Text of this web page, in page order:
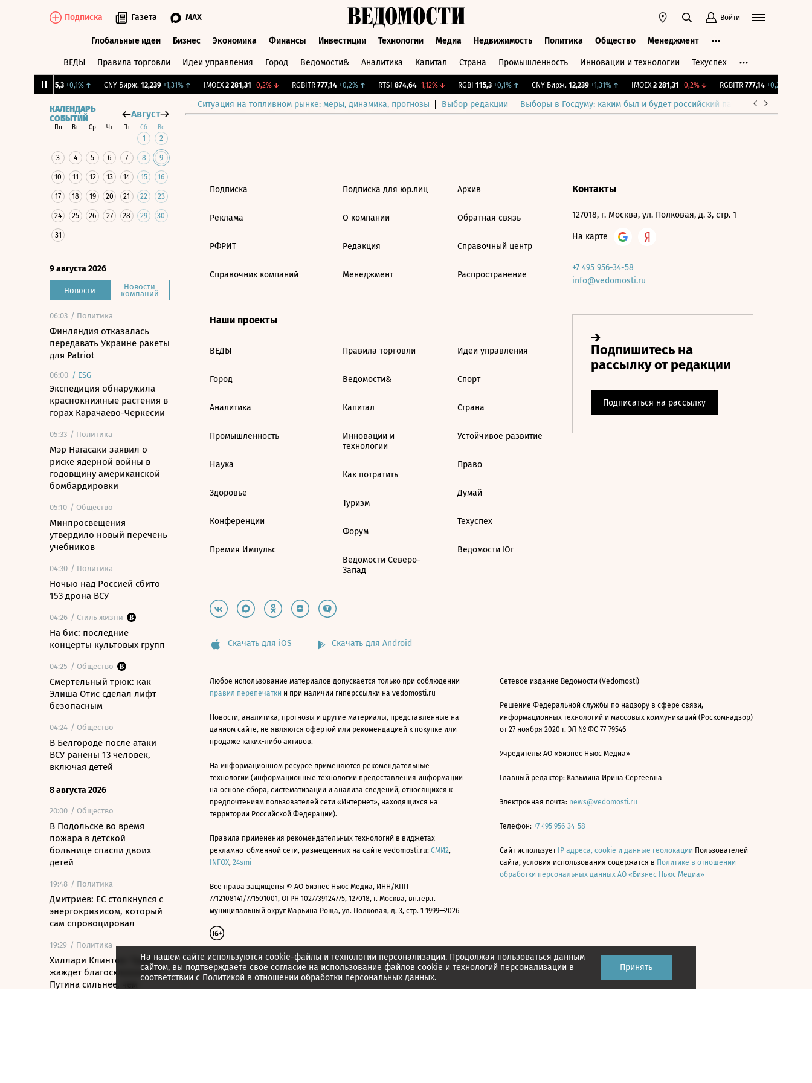
Подписка Газета MAX Войти
Глобальные идеи Бизнес Экономика Финансы Инвестиции Технологии Медиа Недвижимость Политика Общество Менеджмент
ВЕДЫ Правила торговли Идеи управления Город Ведомости& Аналитика Капитал Страна Промышленность Инновации и технологии Техуспех
115,3 +0,1%↑ CNY Бирж. 12,239 +1,31%↑ IMOEX 2 281,31 -0,2%↓ RGBITR 777,14 +0,2%↑ RTSI 874,64 -1,12%↓ RGBI 115,3 +0,1%↑ CNY Бирж. 12,239 +1,31%↑ IMOEX 2 281,31 -0,2%↓ RGBITR 777,14 +0,2%
Ситуация на топливном рынке: меры, динамика, прогнозы Выбор редакции Выборы в Госдуму: каким был и будет российский парламент
КАЛЕНДАРЬ
СОБЫТИЙ
Август
Пн Вт Ср Чт Пт Сб Вс
1 2
3 4 5 6 7 8 9
10 11 12 13 14 15 16
17 18 19 20 21 22 23
24 25 26 27 28 29 30
31
9 августа 2026
Новости Новости
компаний
06:03 / Политика
Финляндия отказалась
передавать Украине ракеты
для Patriot
06:00 / ESG
Экспедиция обнаружила
краснокнижные растения в
горах Карачаево-Черкесии
05:33 / Политика
Мэр Нагасаки заявил о
риске ядерной войны в
годовщину американской
бомбардировки
05:10 / Общество
Минпросвещения
утвердило новый перечень
учебников
04:30 / Политика
Ночью над Россией сбито
153 дрона ВСУ
04:26 / Стиль жизни
На бис: последние
концерты культовых групп
04:25 / Общество
Смертельный трюк: как
Элиша Отис сделал лифт
безопасным
04:24 / Общество
В Белгороде после атаки
ВСУ ранены 13 человек,
включая детей
8 августа 2026
20:00 / Общество
В Подольске во время
пожара в детской
больнице спасли двоих
детей
19:48 / Политика
Дмитриев: ЕС столкнулся с
энергокризисом, который
сам спровоцировал
19:29 / Политика
Хиллари Клинтон: Трамп
жаждет благосклонности
Путина сильнее, чем
На нашем сайте используются cookie-файлы и технологии персонализации. Продолжая пользоваться данным
сайтом, вы подтверждаете свое согласие на использование файлов cookie и технологий персонализации в
соответствии с Политикой в отношении обработки персональных данных.
Принять
Подписка
Реклама
РФРИТ
Справочник компаний
Подписка для юр.лиц
О компании
Редакция
Менеджмент
Архив
Обратная связь
Справочный центр
Распространение
Наши проекты
ВЕДЫ
Город
Аналитика
Промышленность
Наука
Здоровье
Конференции
Премия Импульс
Правила торговли
Ведомости&
Капитал
Инновации и
технологии
Как потратить
Туризм
Форум
Ведомости Северо-
Запад
Идеи управления
Спорт
Страна
Устойчивое развитие
Право
Думай
Техуспех
Ведомости Юг
Контакты
127018, г. Москва, ул. Полковая, д. 3, стр. 1
На карте
+7 495 956-34-58
info@vedomosti.ru
Скачать для iOS Скачать для Android
Любое использование материалов допускается только при соблюдении
правил перепечатки и при наличии гиперссылки на vedomosti.ru
Новости, аналитика, прогнозы и другие материалы, представленные на
данном сайте, не являются офертой или рекомендацией к покупке или
продаже каких-либо активов.
На информационном ресурсе применяются рекомендательные
технологии (информационные технологии предоставления информации
на основе сбора, систематизации и анализа сведений, относящихся к
предпочтениям пользователей сети «Интернет», находящихся на
территории Российской Федерации).
Правила применения рекомендательных технологий в виджетах
рекламно-обменной сети, размещенных на сайте vedomosti.ru: СМИ2,
INFOX, 24smi
Все права защищены © АО Бизнес Ньюс Медиа, ИНН/КПП
7712108141/771501001, ОГРН 1027739124775, 127018, г. Москва, вн.тер.г.
муниципальный округ Марьина Роща, ул. Полковая, д. 3, стр. 1 1999—2026
Сетевое издание Ведомости (Vedomosti)
Решение Федеральной службы по надзору в сфере связи,
информационных технологий и массовых коммуникаций (Роскомнадзор)
от 27 ноября 2020 г. ЭЛ № ФС 77-79546
Учредитель: АО «Бизнес Ньюс Медиа»
Главный редактор: Казьмина Ирина Сергеевна
Электронная почта: news@vedomosti.ru
Телефон: +7 495 956-34-58
Сайт использует IP адреса, cookie и данные геолокации Пользователей
сайта, условия использования содержатся в Политике в отношении
обработки персональных данных АО «Бизнес Ньюс Медиа»